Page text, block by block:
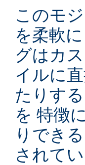
このモ
を柔軟
グはカ
イルに
たりす
を 特徴
りでき
されてい